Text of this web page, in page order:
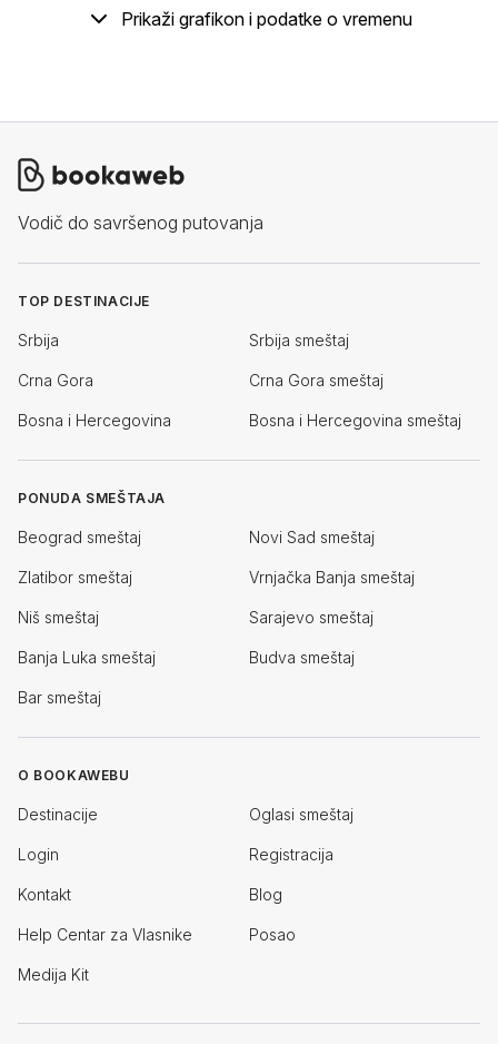
Prikaži grafikon i podatke o vremenu
Vodič do savršenog putovanja
TOP DESTINACIJE
Srbija Srbija smeštaj
Crna Gora Crna Gora smeštaj
Bosna i Hercegovina Bosna i Hercegovina smeštaj
PONUDA SMEŠTAJA
Beograd smeštaj Novi Sad smeštaj
Zlatibor smeštaj Vrnjačka Banja smeštaj
Niš smeštaj Sarajevo smeštaj
Banja Luka smeštaj Budva smeštaj
Bar smeštaj
O BOOKAWEBU
Destinacije Oglasi smeštaj
Login Registracija
Kontakt Blog
Help Centar za Vlasnike Posao
Medija Kit